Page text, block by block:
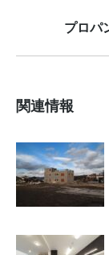
プロパ
関連情報